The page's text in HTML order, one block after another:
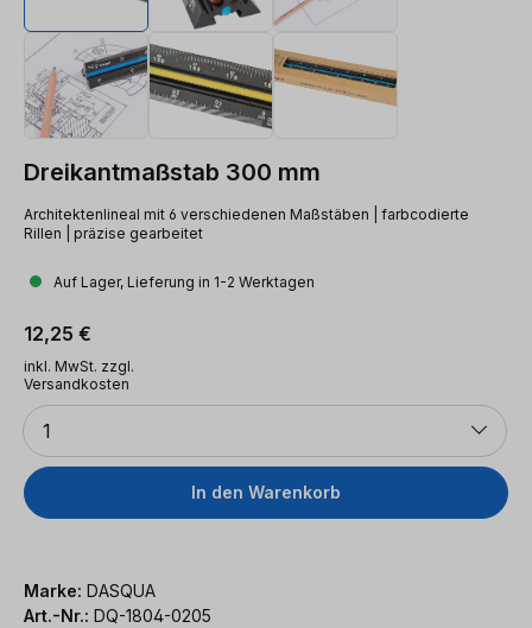
Dreikantmaßstab 300 mm
Architektenlineal mit 6 verschiedenen Maßstäben | farbcodierte
Rillen | präzise gearbeitet
Auf Lager, Lieferung in 1-2 Werktagen
Regulärer Preis:
12,25 €
inkl. MwSt. zzgl.
Versandkosten
Anzahl
1
In den Warenkorb
Marke: DASQUA
Art.-Nr.: DQ-1804-0205